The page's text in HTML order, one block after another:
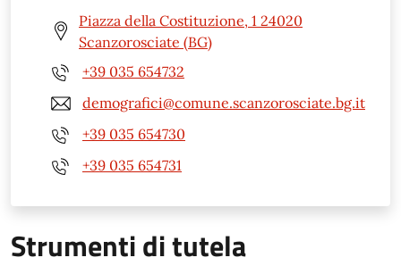
Piazza della Costituzione, 1 24020
Scanzorosciate (BG)
+39 035 654732
demografici@comune.scanzorosciate.bg.it
+39 035 654730
+39 035 654731
Strumenti di tutela